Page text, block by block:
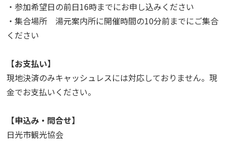
・参加希望日の前日16時までにお申し込みください
・集合場所 湯元案内所に開催時間の10分前までにご集合
ください
【お支払い】
現地決済のみキャッシュレスには対応しておりません。現
金でお支払いください。
【申込み・問合せ】
日光市観光協会